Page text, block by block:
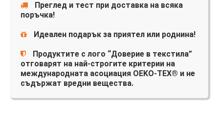
Преглед и тест при доставка на всяка
поръчка!
Идеален подарък за приятел или роднина!
Продуктите с лого “Доверие в текстила”
отговарят на най-строгите критерии на
международната асоциация OEKO-TEX® и не
съдържат вредни вещества.